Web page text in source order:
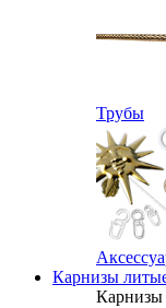
Трубы
Карнизы
Карнизы